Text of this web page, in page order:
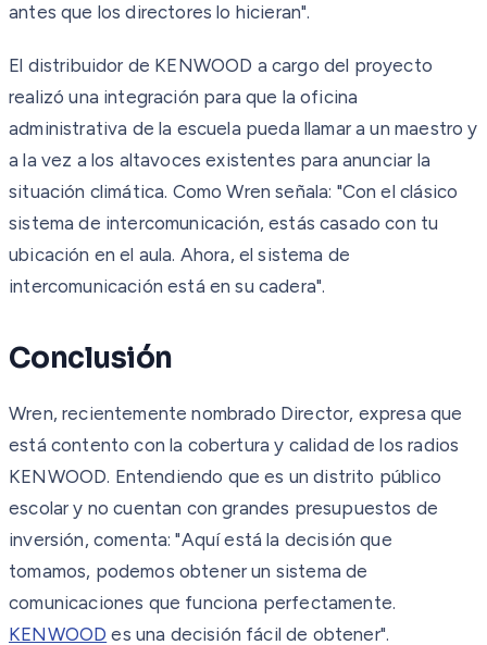
antes que los directores lo hicieran".
El distribuidor de KENWOOD a cargo del proyecto
realizó una integración para que la oficina
administrativa de la escuela pueda llamar a un maestro y
a la vez a los altavoces existentes para anunciar la
situación climática. Como Wren señala: "Con el clásico
sistema de intercomunicación, estás casado con tu
ubicación en el aula. Ahora, el sistema de
intercomunicación está en su cadera".
Conclusión
Wren, recientemente nombrado Director, expresa que
está contento con la cobertura y calidad de los radios
KENWOOD. Entendiendo que es un distrito público
escolar y no cuentan con grandes presupuestos de
inversión, comenta: "Aquí está la decisión que
tomamos, podemos obtener un sistema de
comunicaciones que funciona perfectamente.
KENWOOD es una decisión fácil de obtener".